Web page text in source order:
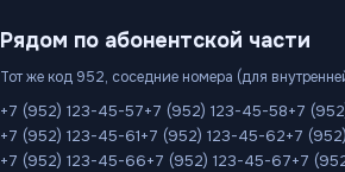
Рядом по абонентской части
Тот же код 952, соседние номера (для
+7 (952) 123-45-57+7 (952) 123-45-58+7
+7 (952) 123-45-61+7 (952) 123-45-62+7
+7 (952) 123-45-66+7 (952) 123-45-67+7